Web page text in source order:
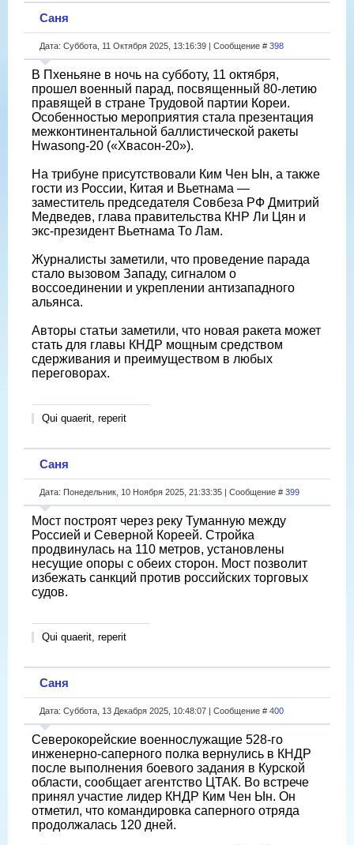
Саня
Дата: Суббота, 11 Октября 2025, 13:16:39 | Сообщение # 398
В Пхеньяне в ночь на субботу, 11 октября,
прошел военный парад, посвященный 80-летию
правящей в стране Трудовой партии Кореи.
Особенностью мероприятия стала презентация
межконтинентальной баллистической ракеты
Hwasong-20 («Хвасон-20»).
На трибуне присутствовали Ким Чен Ын, а также
гости из России, Китая и Вьетнама —
заместитель председателя Совбеза РФ Дмитрий
Медведев, глава правительства КНР Ли Цян и
экс-президент Вьетнама То Лам.
Журналисты заметили, что проведение парада
стало вызовом Западу, сигналом о
воссоединении и укреплении антизападного
альянса.
Авторы статьи заметили, что новая ракета может
стать для главы КНДР мощным средством
сдерживания и преимуществом в любых
переговорах.
Qui quaerit, reperit
Саня
Дата: Понедельник, 10 Ноября 2025, 21:33:35 | Сообщение # 399
Мост построят через реку Туманную между
Россией и Северной Кореей. Стройка
продвинулась на 110 метров, установлены
несущие опоры с обеих сторон. Мост позволит
избежать санкций против российских торговых
судов.
Qui quaerit, reperit
Саня
Дата: Суббота, 13 Декабря 2025, 10:48:07 | Сообщение # 400
Северокорейские военнослужащие 528-го
инженерно-саперного полка вернулись в КНДР
после выполнения боевого задания в Курской
области, сообщает агентство ЦТАК. Во встрече
принял участие лидер КНДР Ким Чен Ын. Он
отметил, что командировка саперного отряда
продолжалась 120 дней.